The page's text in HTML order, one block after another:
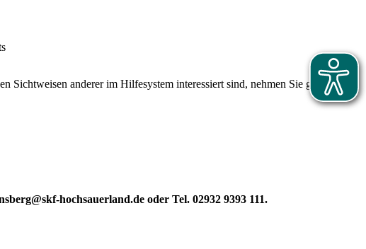
anderer im Hilfesystem interessiert sind, nehmen Sie gern
hochsauerland.de oder Tel. 02932 9393 111.